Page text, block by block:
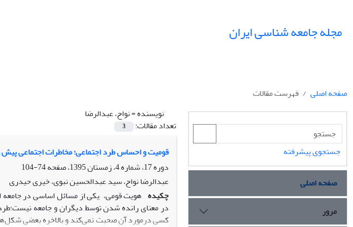
مجله جامعه شناسی ایران
صفحه اصلی
فهرست مقالات
نویسنده =نواح، عبدالرضا
تعداد مقالات:
3
قومیت و احساس طرد اجتماعی؛ مخاطرات اجتماعی
دوره 17، شماره 4، زمستان 1395، صفحه
74-104
عبدالرضا نواح، سید عبدالحسین نبوی، خیری حیدری
چکیده هویت قومی، یکی از مسائل اساسی در
در معنای رانده شدن توسط دیگران و جامعه
کسی درمورد آن صحبت نمی‌کند و بالاخره بعضی
جستجوی پیشرفته
صفحه اصلی
مرور